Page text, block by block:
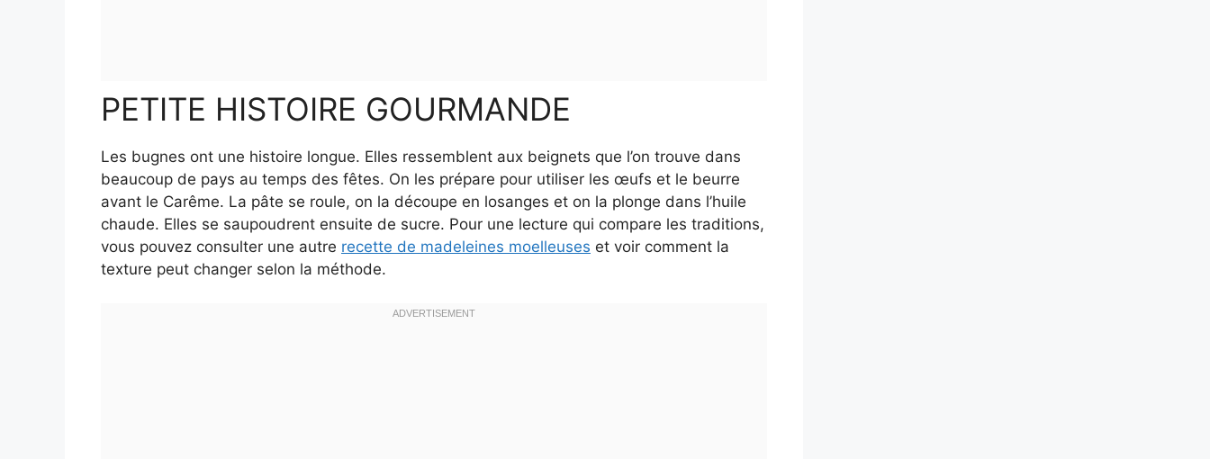
PETITE HISTOIRE GOURMANDE
Les bugnes ont une histoire longue. Elles ressemblent aux beignets que l’on trouve dans
beaucoup de pays au temps des fêtes. On les prépare pour utiliser les œufs et le beurre
avant le Carême. La pâte se roule, on la découpe en losanges et on la plonge dans l’huile
chaude. Elles se saupoudrent ensuite de sucre. Pour une lecture qui compare les traditions,
vous pouvez consulter une autre recette de madeleines moelleuses et voir comment la
texture peut changer selon la méthode.